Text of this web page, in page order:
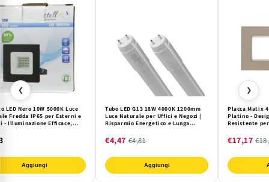
❮
LED Nero 10W 5000K Luce
Fredda IP65 per Esterni e
- Illuminazione Efficace,
Aggiungi
Tubo LED G13 18W 4000K 1200mm
Luce Naturale per Uffici e Negozi |
Risparmio Energetico e Lunga
€4,47 €4,81
Aggiungi
Placca Matix
Platino -
Resistente
€17,17
❯